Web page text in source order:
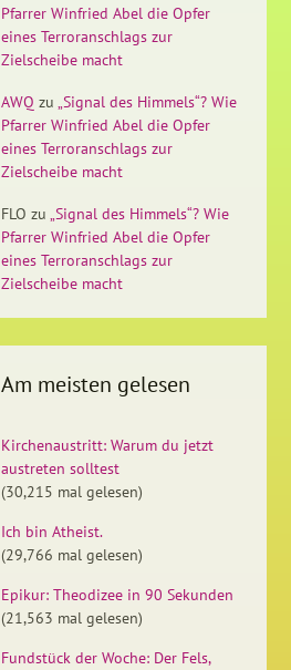
Pfarrer Winfried Abel die Opfer
eines Terroranschlags zur
Zielscheibe macht
AWQ zu „Signal des Himmels“? Wie
Pfarrer Winfried Abel die Opfer
eines Terroranschlags zur
Zielscheibe macht
FLO zu „Signal des Himmels“? Wie
Pfarrer Winfried Abel die Opfer
eines Terroranschlags zur
Zielscheibe macht
Am meisten gelesen
Kirchenaustritt: Warum du jetzt
austreten solltest
(30,215 mal gelesen)
Ich bin Atheist.
(29,766 mal gelesen)
Epikur: Theodizee in 90 Sekunden
(21,563 mal gelesen)
Fundstück der Woche: Der Fels,